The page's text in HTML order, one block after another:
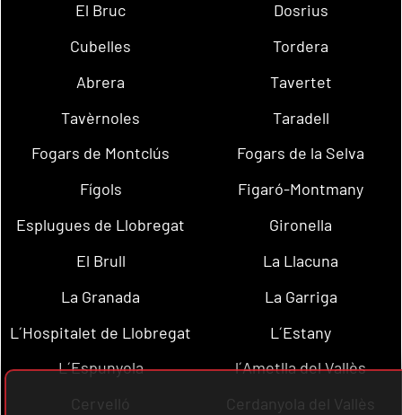
El Bruc
Dosrius
Cubelles
Tordera
Abrera
Tavertet
Tavèrnoles
Taradell
Fogars de Montclús
Fogars de la Selva
Fígols
Figaró-Montmany
Esplugues de Llobregat
Gironella
El Brull
La Llacuna
La Granada
La Garriga
L´Hospitalet de Llobregat
L´Estany
L´Espunyola
l´Ametlla del Vallès
Cervelló
Cerdanyola del Vallès